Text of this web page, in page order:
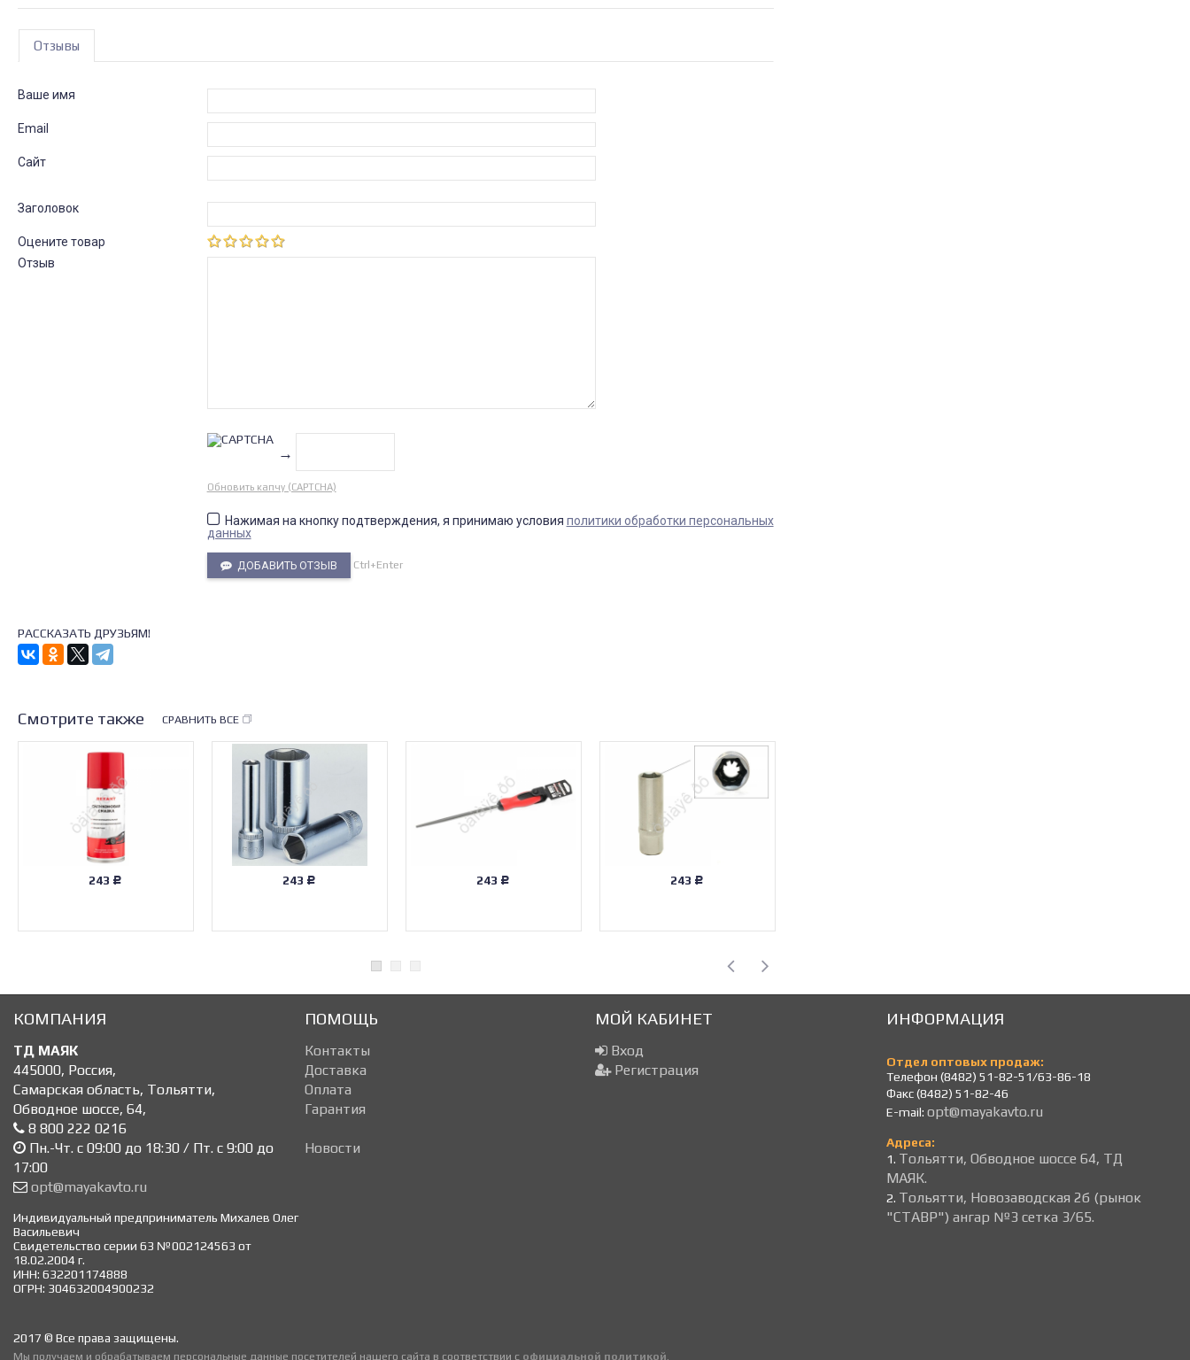
Отзывы
Ваше имя
Email
Сайт
Заголовок
Оцените товар
Отзыв
→
Обновить капчу (CAPTCHA)
Нажимая на кнопку подтверждения, я принимаю условия политики обработки персональных
данных
ДОБАВИТЬ ОТЗЫВ Ctrl+Enter
РАССКАЗАТЬ ДРУЗЬЯМ!
Смотрите также СРАВНИТЬ ВСЕ
243 Р 243 Р 243 Р 243 Р
КОМПАНИЯ
ТД МАЯК
445000, Россия,
Самарская область, Тольятти,
Обводное шоссе, 64,
8 800 222 0216
Пн.-Чт. с 09:00 до 18:30 / Пт. с 9:00 до
17:00
opt@mayakavto.ru
Индивидуальный предприниматель Михалев Олег
Васильевич
Свидетельство серии 63 №002124563 от
18.02.2004 г.
ИНН: 632201174888
ОГРН: 304632004900232
ПОМОЩЬ
Контакты
Доставка
Оплата
Гарантия
Новости
МОЙ КАБИНЕТ
Вход
Регистрация
ИНФОРМАЦИЯ
Отдел оптовых продаж:
Телефон (8482) 51-82-51/63-86-18
Факс (8482) 51-82-46
E-mail: opt@mayakavto.ru
Адреса:
1. Тольятти, Обводное шоссе 64, ТД
МАЯК.
2. Тольятти, Новозаводская 2б (рынок
"СТАВР") ангар №3 сетка 3/65.
2017 © Все права защищены.
Мы получаем и обрабатываем персональные данные посетителей нашего сайта в соответствии с официальной политикой.